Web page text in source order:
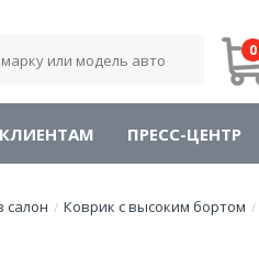
0
ПРЕСС-ЦЕНТР
салон / Коврик с высоким бортом /